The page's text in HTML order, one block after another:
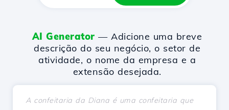
AI Generator — Adicione uma breve
descrição do seu negócio, o setor de
atividade, o nome da empresa e a
extensão desejada.